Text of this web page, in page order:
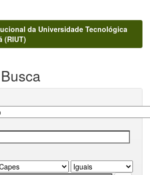
da Universidade Tecnológica
(RIUT)